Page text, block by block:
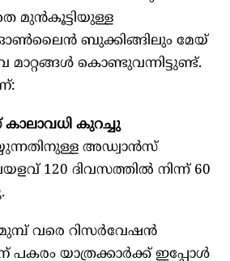
മുൻകൂട്ടിയുള്ള
ഓണ്‍ലൈൻ ബുക്കിങ്ങിലും മേയ്
കൊണ്ടുവന്നിട്ടുണ്ട്.
കുറച്ചു
അഡ്വാൻസ്
120 ദിവസത്തില്‍ നിന്ന് 60
വരെ റിസർവേഷൻ
പകരം യാത്രക്കാർക്ക് ഇപ്പോള്‍